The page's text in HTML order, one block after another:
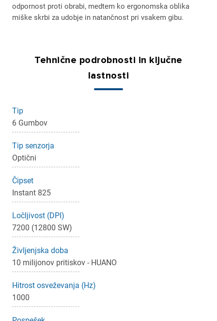
odpornost proti obrabi, medtem ko ergonomska oblika
miške skrbi za udobje in natančnost pri vsakem gibu.
Tehnične podrobnosti in ključne
lastnosti
Tip
6 Gumbov
Tip senzorja
Optični
Čipset
Instant 825
Ločljivost (DPI)
7200 (12800 SW)
Življenjska doba
10 milijonov pritiskov - HUANO
Hitrost osveževanja (Hz)
1000